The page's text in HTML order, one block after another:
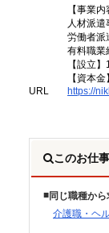
【事業内
人材派
労働者
有料職
【設立
【資本
URL
https://
このお仕
同じ職種か
介護職・ヘ